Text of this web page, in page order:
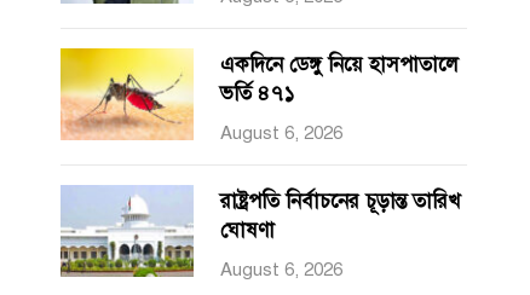
একদিনে ডেঙ্গু নিয়ে হাসপাতালে
ভর্তি ৪৭১
August 6, 2026
রাষ্ট্রপতি নির্বাচনের চূড়ান্ত তারিখ
ঘোষণা
August 6, 2026